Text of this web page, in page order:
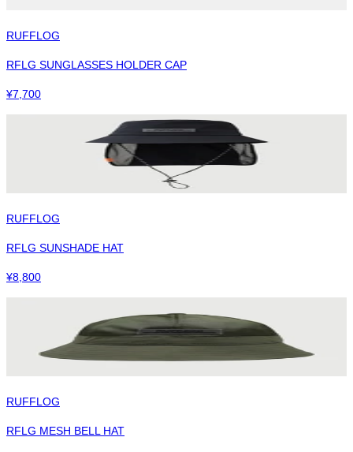
RUFFLOG
RFLG SUNGLASSES HOLDER CAP
¥7,700
RUFFLOG
RFLG SUNSHADE HAT
¥8,800
RUFFLOG
RFLG MESH BELL HAT